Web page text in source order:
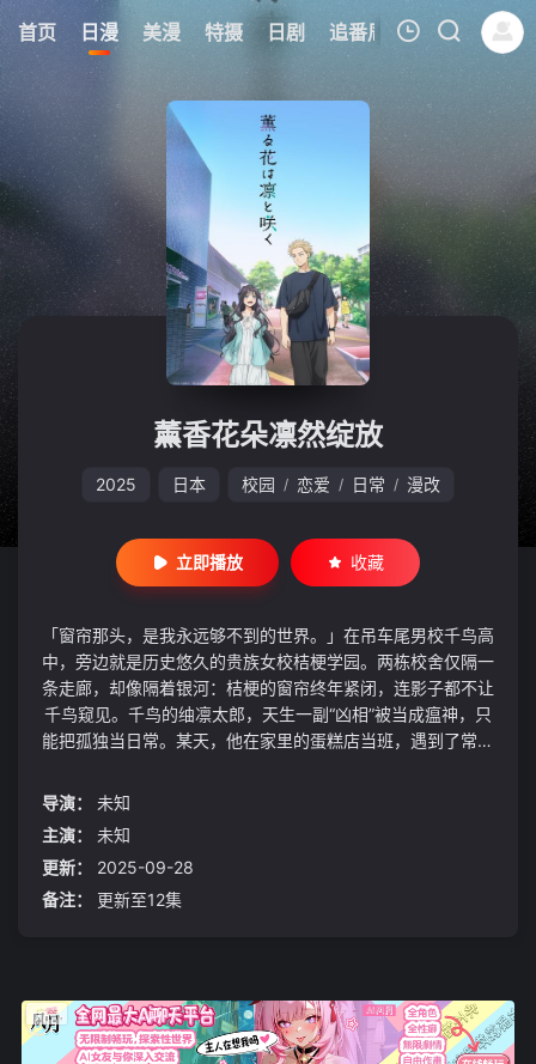
首页 日漫 美漫 特摄 日剧 追番周表 今日更新
8
暂无观看影片的记录
薰香花朵凛然绽放
2025 日本 校园 / 恋爱 / 日常 / 漫改
立即播放 收藏
「窗帘那头，是我永远够不到的世界。」在吊车尾男校千鸟高
中，旁边就是历史悠久的贵族女校桔梗学园。两栋校舍仅隔一
条走廊，却像隔着银河：桔梗的窗帘终年紧闭，连影子都不让
千鸟窥见。千鸟的䌷凛太郎，天生一副“凶相”被当成瘟神，只
能把孤独当日常。某天，他在家里的蛋糕店当班，遇到了常客
郎的世界突然有了光。可很快他发现——薰子正是桔梗女校的
见却摸不着”的青春恋曲，悄悄拉开帷幕。
导演：
未知
主演：
未知
更新：
2025-09-28
备注：
更新至12集